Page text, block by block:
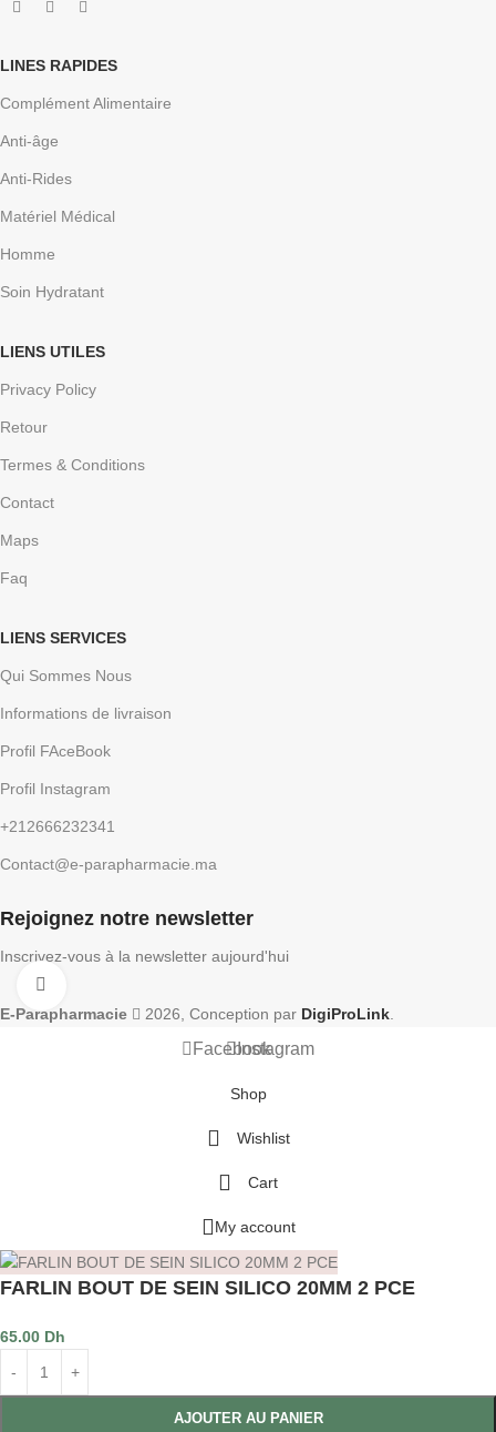
LINES RAPIDES
Complément Alimentaire
Anti-âge
Anti-Rides
Matériel Médical
Homme
Soin Hydratant
LIENS UTILES
Privacy Policy
Retour
Termes & Conditions
Contact
Maps
Faq
LIENS SERVICES
Qui Sommes Nous
Informations de livraison
Profil FAceBook
Profil Instagram
+212666232341
Contact@e-parapharmacie.ma
Rejoignez notre newsletter
Inscrivez-vous à la newsletter aujourd'hui
E-Parapharmacie 2026, Conception par DigiProLink
FacebookInstagram
Shop
Wishlist
Cart
My account
FARLIN BOUT DE SEIN SILICO 20MM 2 PCE
65.00 Dh
AJOUTER AU PANIER